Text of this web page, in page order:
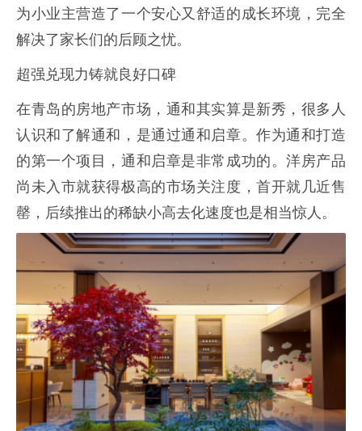
为小业主营造了一个安心又舒适的成长环境，完全
解决了家长们的后顾之忧。
超强兑现力铸就良好口碑
在青岛的房地产市场，通和其实算是新秀，很多人
认识和了解通和，是通过通和启章。作为通和打造
的第一个项目，通和启章是非常成功的。洋房产品
尚未入市就获得极高的市场关注度，首开就几近售
罄，后续推出的稀缺小高去化速度也是相当惊人。